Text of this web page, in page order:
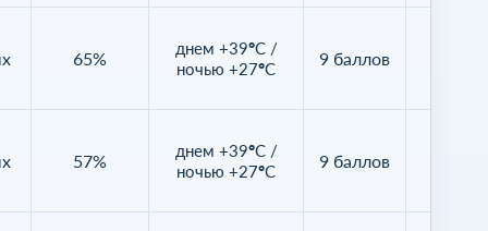
65%
днем +39°C /
ночью +27°C
9 баллов
57%
днем +39°C /
ночью +27°C
9 баллов